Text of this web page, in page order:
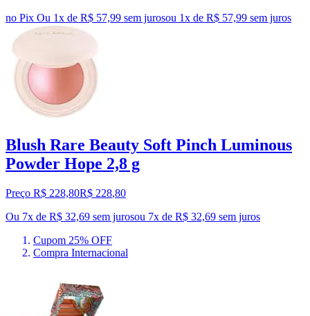
no Pix Ou 1x de R$ 57,99 sem jurosou 1x de R$ 57,99 sem juros
Blush Rare Beauty Soft Pinch Luminous
Powder Hope 2,8 g
Preço R$ 228,80R$ 228,80
Ou 7x de R$ 32,69 sem jurosou 7x de R$ 32,69 sem juros
Cupom 25% OFF
Compra Internacional